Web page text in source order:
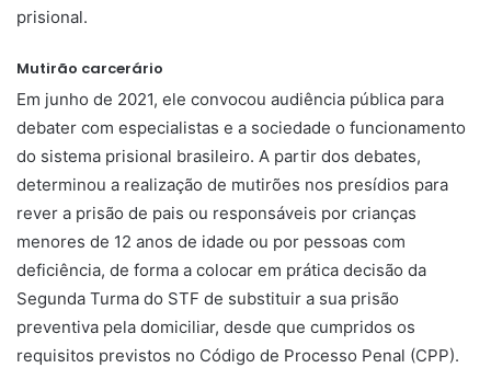
prisional.
Mutirão carcerário
Em junho de 2021, ele convocou audiência pública para
debater com especialistas e a sociedade o funcionamento
do sistema prisional brasileiro. A partir dos debates,
determinou a realização de mutirões nos presídios para
rever a prisão de pais ou responsáveis por crianças
menores de 12 anos de idade ou por pessoas com
deficiência, de forma a colocar em prática decisão da
Segunda Turma do STF de substituir a sua prisão
preventiva pela domiciliar, desde que cumpridos os
requisitos previstos no Código de Processo Penal (CPP).